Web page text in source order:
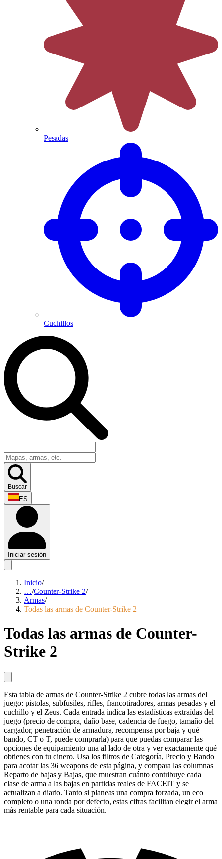
Pesadas
Cuchillos
Buscar
ES
Iniciar sesión
Inicio/
…/Counter-Strike 2/
Armas/
Todas las armas de Counter-Strike 2
Todas las armas de Counter-
Strike 2
Esta tabla de armas de Counter-Strike 2 cubre todas las armas del
juego: pistolas, subfusiles, rifles, francotiradores, armas pesadas y el
cuchillo y el Zeus. Cada entrada indica las estadísticas extraídas del
juego (precio de compra, daño base, cadencia de fuego, tamaño del
cargador, penetración de armadura, recompensa por baja y qué
bando, CT o T, puede comprarla) para que puedas comparar las
opciones de equipamiento una al lado de otra y ver exactamente qué
obtienes con tu dinero. Usa los filtros de Categoría, Precio y Bando
para acotar las 36 weapons de esta página, y compara las columnas
Reparto de bajas y Bajas, que muestran cuánto contribuye cada
clase de arma a las bajas en partidas reales de FACEIT y se
actualizan a diario. Tanto si planeas una compra forzada, un eco
completo o una ronda por defecto, estas cifras facilitan elegir el arma
más rentable para cada situación.